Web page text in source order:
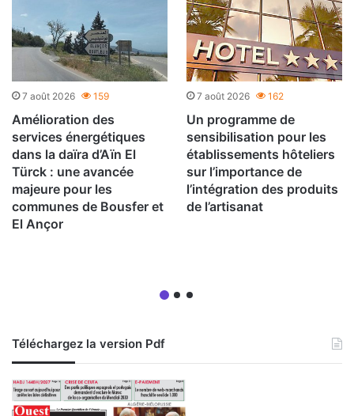
7 août 2026 159
Amélioration des
services énergétiques
dans la daïra d’Aïn El
Türck : une avancée
majeure pour les
communes de Bousfer et
El Ançor
7 août 2026 162
Un programme de
sensibilisation pour les
établissements hôteliers
sur l’importance de
l’intégration des produits
de l’artisanat
Téléchargez la version Pdf